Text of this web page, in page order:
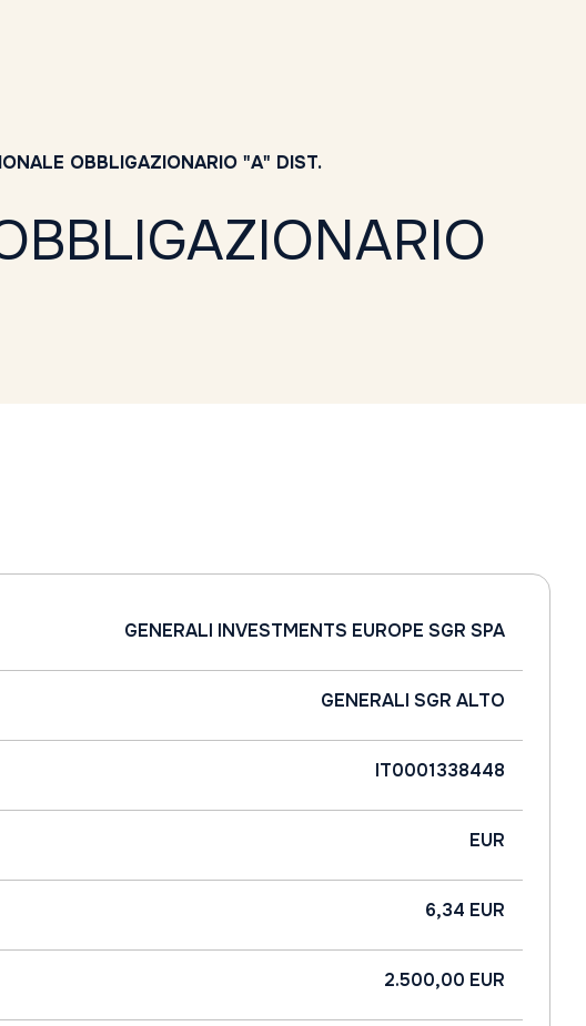
OBBLIGAZIONARIO "A" DIST.
GENERALI INVESTMENTS EUROPE SGR SPA
GENERALI SGR ALTO
IT0001338448
EUR
6,34 EUR
2.500,00 EUR